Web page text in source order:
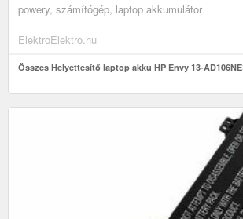
powery, számítógép, laptop akkumulátor
ElektroElektro.hu
Összes Helyettesítő laptop akku HP Envy 13-AD106NE